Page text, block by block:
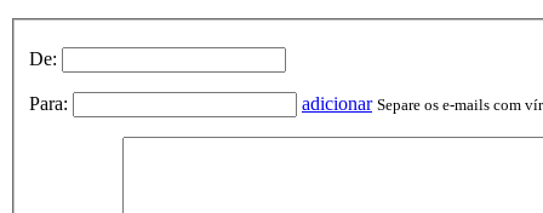
De:
Para: adicionar Separe os e-mails com